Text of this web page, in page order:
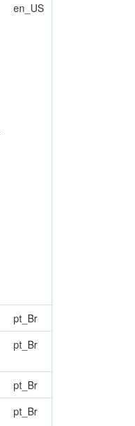
en_US
pt_Br
pt_Br
pt_Br
pt_Br